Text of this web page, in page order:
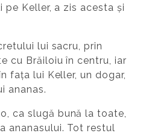
Keller, a zis acesta și
lui sacru, prin
cu Brăiloiu în centru, iar
fața lui Keller, un dogar,
ananas.
ca slugă bună la toate,
ananasului. Tot restul